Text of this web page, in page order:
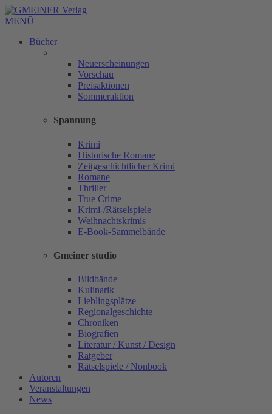
MENÜ
Bücher
Neuerscheinungen
Vorschau
Preisaktionen
Sommeraktion
Spannung
Krimi
Historische Romane
Zeitgeschichtlicher Krimi
Romane
Thriller
True Crime
Krimi-/Rätselspiele
Weihnachtskrimis
E-Book-Sammelbände
Gmeiner studio
Bildbände
Kulinarik
Lieblingsplätze
Regionalgeschichte
Chroniken
Biografien
Literatur / Kunst / Design
Ratgeber
Rätselspiele / Nonbook
Autoren
Veranstaltungen
News